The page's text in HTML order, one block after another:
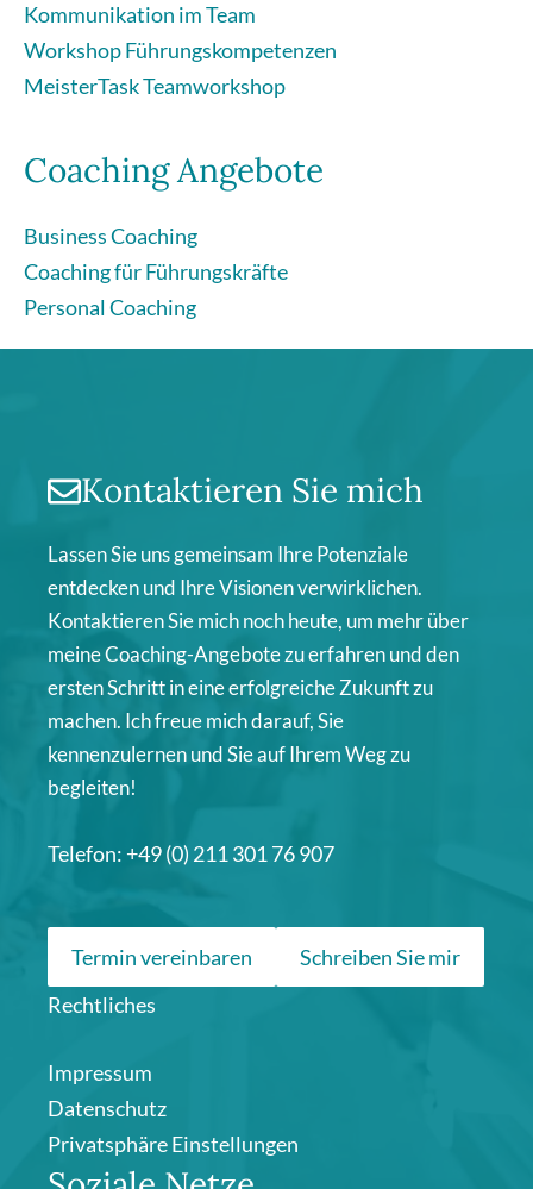
Kommunikation im Team
Workshop Führungskompetenzen
MeisterTask Teamworkshop
Coaching Angebote
Business Coaching
Coaching für Führungskräfte
Personal Coaching
Kontaktieren Sie mich
Lassen Sie uns gemeinsam Ihre Potenziale
entdecken und Ihre Visionen verwirklichen.
Kontaktieren Sie mich noch heute, um mehr über
meine Coaching-Angebote zu erfahren und den
ersten Schritt in eine erfolgreiche Zukunft zu
machen. Ich freue mich darauf, Sie
kennenzulernen und Sie auf Ihrem Weg zu
begleiten!
Telefon: +49 (0) 211 301 76 907
Termin vereinbaren
Schreiben Sie mir
Rechtliches
Impressum
Datenschutz
Privatsphäre Einstellungen